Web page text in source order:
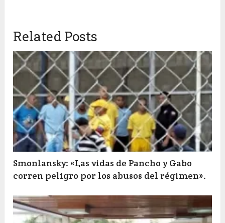
Related Posts
Smonlansky: «Las vidas de Pancho y Gabo
corren peligro por los abusos del régimen».